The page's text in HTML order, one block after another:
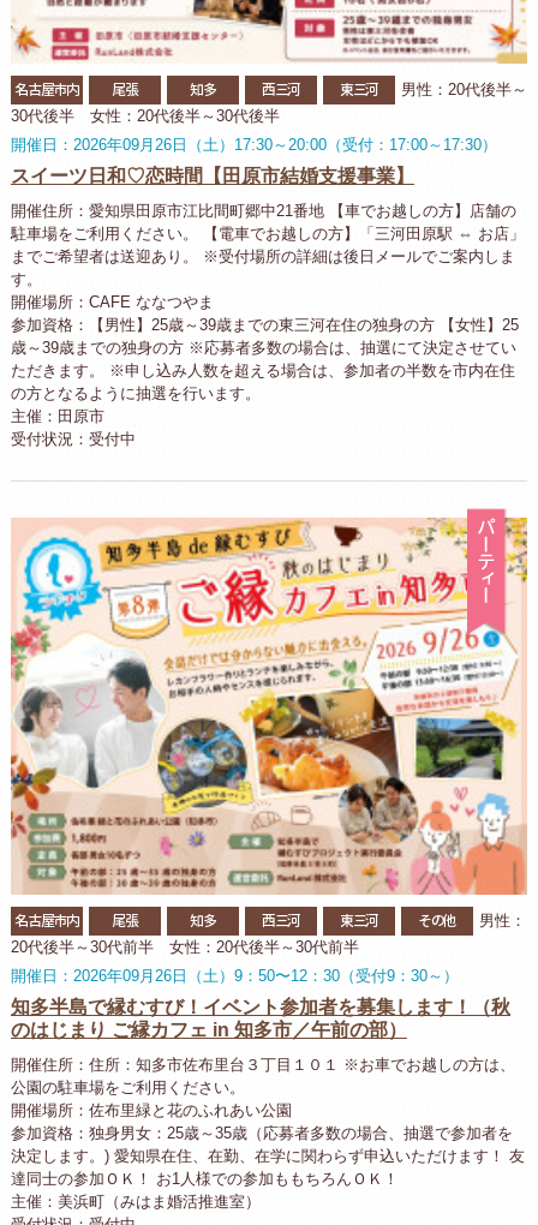
名古屋市内 尾張 知多 西三河 東三河
男性：20代後半～
30代後半 女性：20代後半～30代後半
開催日：2026年09月26日（土）17:30～20:00（受付：17:00～17:30）
スイーツ日和♡恋時間【田原市結婚支援事業】
開催住所：愛知県田原市江比間町郷中21番地 【車でお越しの方】店舗の
駐車場をご利用ください。 【電車でお越しの方】「三河田原駅 ⇔ お店」
までご希望者は送迎あり。 ※受付場所の詳細は後日メールでご案内しま
す。
開催場所：CAFE ななつやま
参加資格：【男性】25歳～39歳までの東三河在住の独身の方 【女性】25
歳～39歳までの独身の方 ※応募者多数の場合は、抽選にて決定させてい
ただきます。 ※申し込み人数を超える場合は、参加者の半数を市内在住
の方となるように抽選を行います。
主催：田原市
受付状況：受付中
パ
名古屋市内 尾張 知多 西三河 東三河 その他
男性：
20代後半～30代前半 女性：20代後半～30代前半
開催日：2026年09月26日（土）9：50〜12：30（受付9：30～）
知多半島で縁むすび！イベント参加者を募集します！（秋
のはじまり ご縁カフェ in 知多市／午前の部）
開催住所：住所：知多市佐布里台３丁目１０１ ※お車でお越しの方は、
公園の駐車場をご利用ください。
開催場所：佐布里緑と花のふれあい公園
参加資格：独身男女：25歳～35歳（応募者多数の場合、抽選で参加者を
決定します。) 愛知県在住、在勤、在学に関わらず申込いただけます！ 友
達同士の参加ＯＫ！ お1人様での参加ももちろんＯＫ！
主催：美浜町（みはま婚活推進室）